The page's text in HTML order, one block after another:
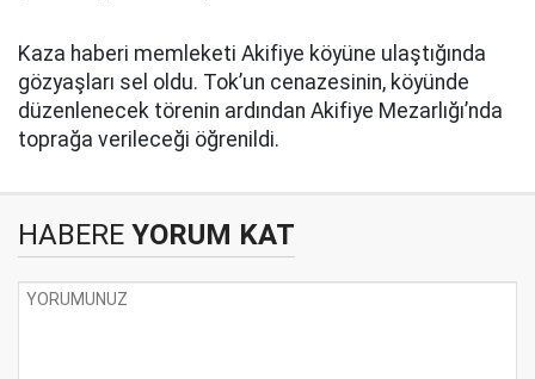
Kaza haberi memleketi Akifiye köyüne ulaştığında
gözyaşları sel oldu. Tok’un cenazesinin, köyünde
düzenlenecek törenin ardından Akifiye Mezarlığı’nda
toprağa verileceği öğrenildi.
HABERE YORUM KAT